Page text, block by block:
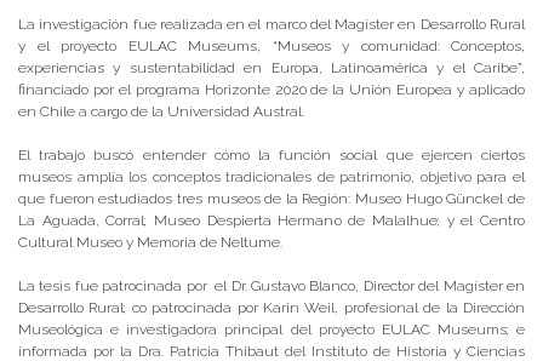
La investigación fue realizada en el marco del Magíster en Desarrollo Rural
y el proyecto EULAC Museums, “Museos y comunidad: Conceptos,
experiencias y sustentabilidad en Europa, Latinoamérica y el Caribe”,
financiado por el programa Horizonte 2020 de la Unión Europea y aplicado
en Chile a cargo de la Universidad Austral.
El trabajo buscó entender cómo la función social que ejercen ciertos
museos amplía los conceptos tradicionales de patrimonio, objetivo para el
que fueron estudiados tres museos de la Región: Museo Hugo Günckel de
La Aguada, Corral; Museo Despierta Hermano de Malalhue; y el Centro
Cultural Museo y Memoria de Neltume.
La tesis fue patrocinada por el Dr. Gustavo Blanco, Director del Magíster en
Desarrollo Rural; co patrocinada por Karin Weil, profesional de la Dirección
Museológica e investigadora principal del proyecto EULAC Museums; e
informada por la Dra. Patricia Thibaut del Instituto de Historia y Ciencias